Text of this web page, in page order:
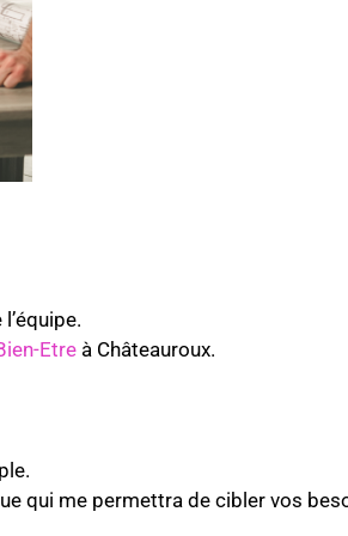
Etre à Châteauroux.
qui me permettra de cibler vos